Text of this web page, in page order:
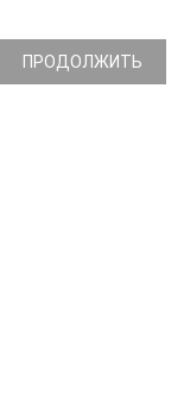
ПРОДОЛЖИТЬ